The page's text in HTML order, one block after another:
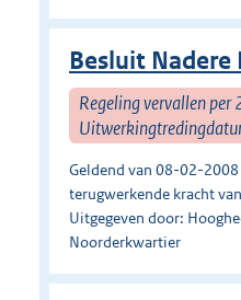
Besluit Nadere
Regeling vervallen
Geldend van 08-02-
terugwerkende kracht
Uitgegeven door:
Noorderkwartier